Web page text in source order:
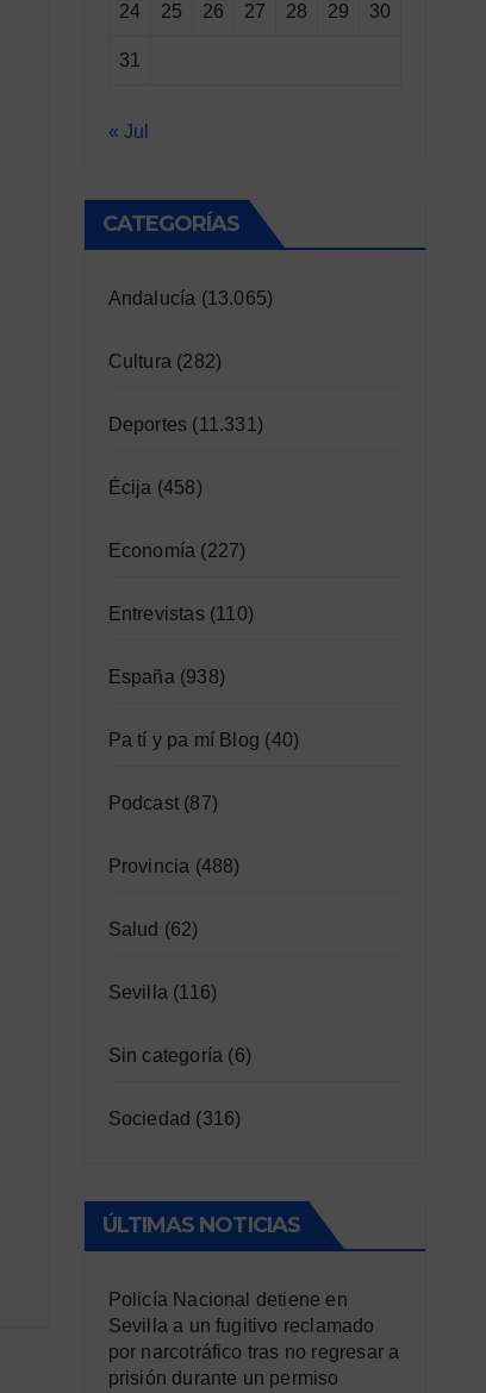
24 25 26 27 28 29 30
31
« Jul
CATEGORÍAS
Andalucía (13.065)
Cultura (282)
Deportes (11.331)
Écija (458)
Economía (227)
Entrevistas(110)
España (938)
Pa tí y pa mí Blog (40)
Podcast(87)
Provincia (488)
Salud (62)
Sevilla (116)
Sin categoría (6)
Sociedad (316)
ÚLTIMAS NOTICIAS
Policía Nacional detiene en
Sevilla a un fugitivo reclamado
por narcotráfico tras no regresar a
prisión durante un permiso